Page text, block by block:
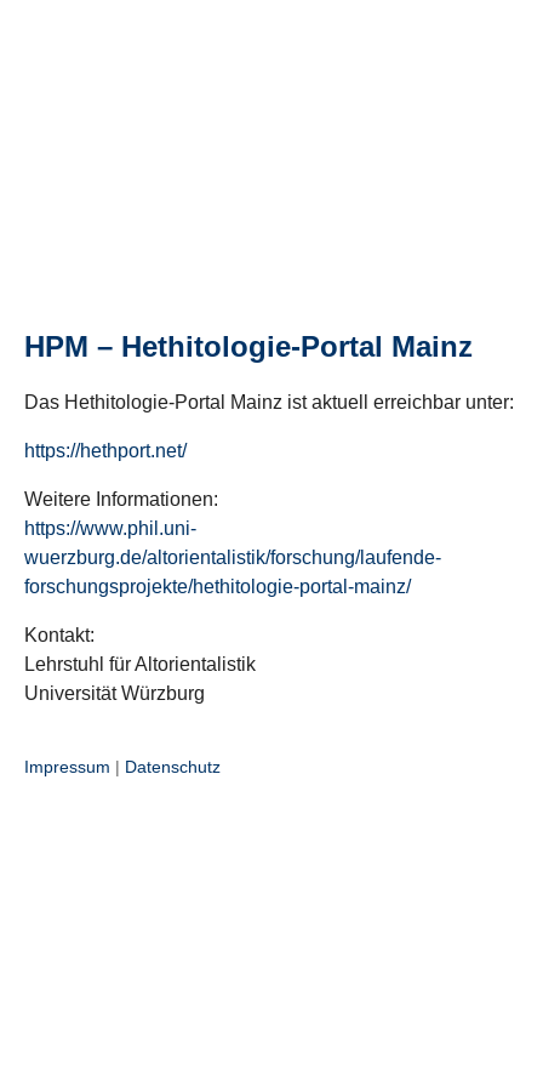
HPM – Hethitologie-Portal Mainz
Das Hethitologie-Portal Mainz ist aktuell erreichbar unter:
https://hethport.net/
Weitere Informationen:
https://www.phil.uni-
wuerzburg.de/altorientalistik/forschung/laufende-
forschungsprojekte/hethitologie-portal-mainz/
Kontakt:
Lehrstuhl für Altorientalistik
Universität Würzburg
Impressum | Datenschutz